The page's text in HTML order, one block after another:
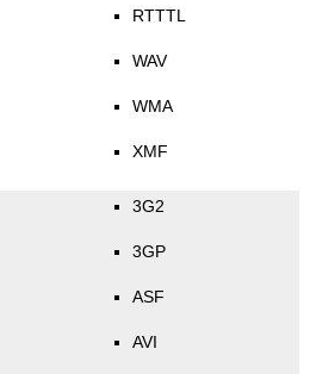
RTTTL
WAV
WMA
XMF
3G2
3GP
ASF
AVI